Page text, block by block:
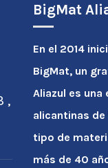
,
BigMat
En el 2014
BigMat, un
Aliazul es
alicantinas
tipo de
más de 40